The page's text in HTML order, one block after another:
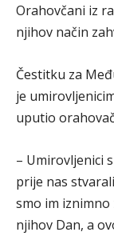
Orahovčani iz
njihov način
Čestitku za
je
uputio
– Umirovljenici
prije nas
smo im iznimno
njihov Dan, a